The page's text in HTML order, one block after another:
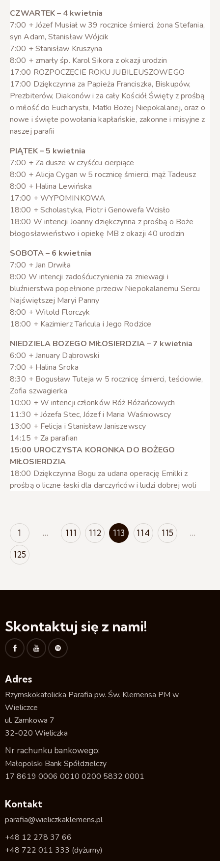
CZWARTEK – 4 kwietnia
7:00 + Józef Musiał w 39 rocznice śmierci, żona Stefania,
syn Adam, Stanisław Wójcik
7:00 + Stanisław Kruszyna
8:00 + zmarły śp. Karol Sikora z okazji urodzin
17:00 ROZPOCZĘCIE ROKU JUBILEUSZOWEGO
17:00 Dziękczynna za Papieża Franciszka, Biskupów,
Prezbiterów, Diakonów i za cały Kościół Święty z prośbą
o miłość do Eucharystii, Matki Bożej Niepokalanej, oraz o
nowe i święte powołania kapłańskie, zakonne i misyjne z
naszej parafii
PIĄTEK – 5 kwietnia
7:00 + Za dusze w czyśćcu cierpiące
8:00 + Alicja Cygan w 5 rocznicę śmierci, mąż Tadeusz
8:00 + Halina Lewińska
17:00 + WYPOMINKOWA
18:00 + Scholastyka, Piotr i Genowefa Wcisło
18:00 W intencji Joanny dziękczynna z prośbą o Boże
błogosławieństwo i opiekę MB z okazji 40 urodzin
SOBOTA – 6 kwietnia
7:00 + Jan Drwiła
8:00 W intencji zadośćuczynienia za zniewagi i
bluźnierstwa popełnione przeciw Niepokalanemu Sercu
Najświętszej Maryi Panny
8:00 + Witold Florczyk
18:00 + Kazimierz Tańcula i Jego Rodzice
NIEDZIELA BOZEGO MIŁOSIERDZIA – 7 kwietnia
6:00 + January Dąbrowski
7:00 + Halina Sroka
8:30 + Bogusław Tuteja w 5 rocznicę śmierci, teściowie,
Zofia szwagierka
10:00 + W intencji członków Róż Różańcowych
11:30 + Józefa Stec, Józef i Maria Waśniowscy
13:00 + Felicja i Stanisław Janiszewscy
14:15 + Za parafian
15:00 UROCZYSTA KORONKA DO BOŻEGO
MIŁOSIERDZIA
18:00 Dziękczynna Bogu za udana operację Emilki z
prośbą o liczne łaski dla darczyńców i ludzi dobrej woli
1 … 111 112 113 114 115 …
125
Skontaktuj się z nami!
Adres
Rzymskokatolicka Parafia pw. Św. Klemensa PM w
Wieliczce
ul. Zamkowa 7
32-020 Wieliczka
Nr rachunku bankowego:
Małopolski Bank Spółdzielczy
17 8619 0006 0010 0200 5832 0001
Kontakt
parafia@wieliczkaklemens.pl
+48 12 278 37 66
+48 722 011 333 (dyżurny)